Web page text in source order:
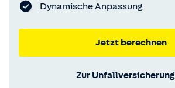
Dynamische Anpassung
Jetzt berechnen
Zur Unfallversicherung